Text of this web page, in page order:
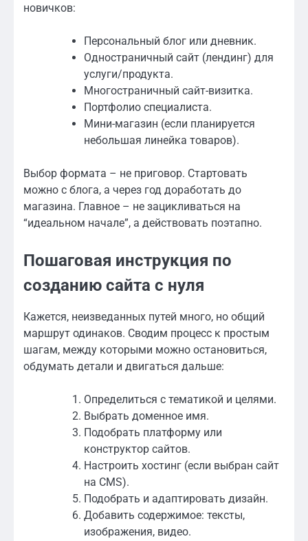
новичков:
Персональный блог или дневник.
Одностраничный сайт (лендинг) для
услуги/продукта.
Многостраничный сайт-визитка.
Портфолио специалиста.
Мини-магазин (если планируется
небольшая линейка товаров).
Выбор формата – не приговор. Стартовать
можно с блога, а через год доработать до
магазина. Главное – не зацикливаться на
“идеальном начале”, а действовать поэтапно.
Пошаговая инструкция по
созданию сайта с нуля
Кажется, неизведанных путей много, но общий
маршрут одинаков. Сводим процесс к простым
шагам, между которыми можно остановиться,
обдумать детали и двигаться дальше:
Определиться с тематикой и целями.
Выбрать доменное имя.
Подобрать платформу или
конструктор сайтов.
Настроить хостинг (если выбран сайт
на CMS).
Подобрать и адаптировать дизайн.
Добавить содержимое: тексты,
изображения, видео.